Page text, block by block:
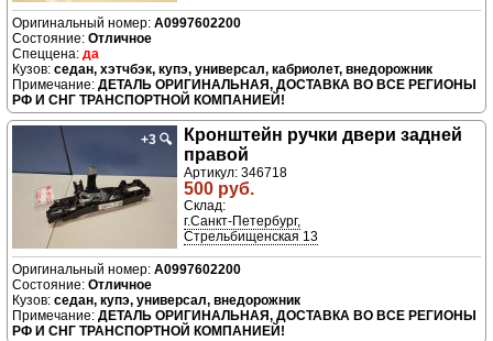
A0997602200
Отличное
да
седан, хэтчбэк, купэ, универсал, кабриолет, внедорожник
ДЕТАЛЬ ОРИГИНАЛЬНАЯ, ДОСТАВКА ВО ВСЕ РЕГИОНЫ
РФ И СНГ ТРАНСПОРТНОЙ КОМПАНИЕЙ!
+3 🔍
Кронштейн ручки двери задней
правой
Артикул: 346718
500 руб.
Склад:
г.Санкт-Петербург,
Стрельбищенская 13
A0997602200
Отличное
седан, купэ, универсал, внедорожник
ДЕТАЛЬ ОРИГИНАЛЬНАЯ, ДОСТАВКА ВО ВСЕ РЕГИОНЫ
РФ И СНГ ТРАНСПОРТНОЙ КОМПАНИЕЙ!